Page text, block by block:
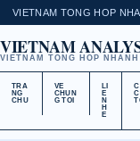
VIETNAM TONG HOP
VIETNAM
VIETNAM TONG HOP NHANH
TRA
NG
CHU
VE
CHUN
G TOI
LI
E
N
H
E